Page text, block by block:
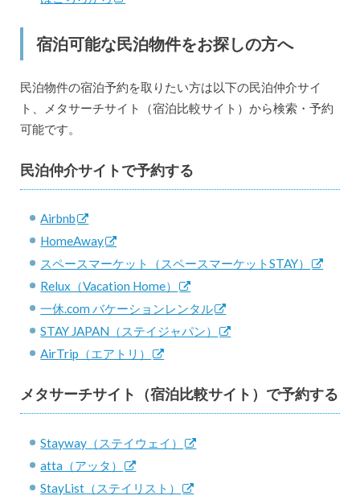
宿泊可能な民泊物件をお探しの方へ
民泊物件の宿泊予約を取りたい方は以下の民泊仲介サイ
ト、メタサーチサイト（宿泊比較サイト）から検索・予約
可能です。
民泊仲介サイトで予約する
Airbnb
HomeAway
スペースマーケット（スペースマーケットSTAY）
Relux（Vacation Home）
一休.com バケーションレンタル
STAY JAPAN（ステイジャパン）
AirTrip（エアトリ）
メタサーチサイト（宿泊比較サイト）で予約する
Stayway（ステイウェイ）
atta（アッタ）
StayList（ステイリスト）